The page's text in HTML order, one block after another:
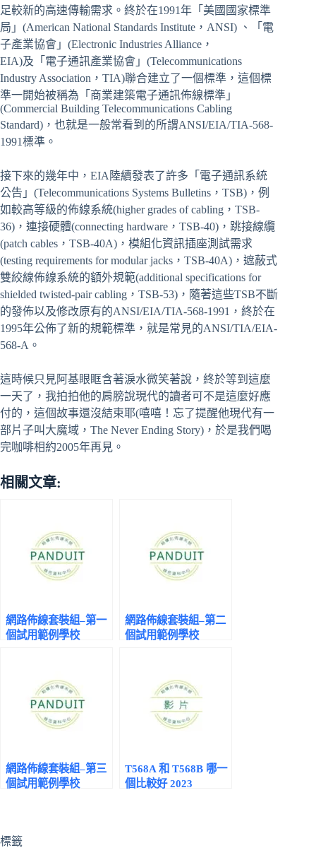
足較新的高速傳輸需求。終於在1991年「美國國家標準
局」(American National Standards Institute，ANSI) 、「電
子產業協會」(Electronic Industries Alliance，
EIA)及「電子通訊產業協會」(Telecommunications
Industry Association，TIA)聯合建立了一個標準，這個標
準一開始被稱為「商業建築電子通訊佈線標準」
(Commercial Building Telecommunications Cabling
Standard)，也就是一般常看到的所謂ANSI/EIA/TIA-568-
1991標準。
接下來的幾年中，EIA陸續發表了許多「電子通訊系統
公告」(Telecommunications Systems Bulletins，TSB)，例
如較高等級的佈線系統(higher grades of cabling，TSB-
36)，連接硬體(connecting hardware，TSB-40)，跳接線纜
(patch cables，TSB-40A)，模組化資訊插座測試需求
(testing requirements for modular jacks，TSB-40A)，遮蔽式
雙絞線佈線系統的額外規範(additional specifications for
shielded twisted-pair cabling，TSB-53)，隨著這些TSB不斷
的發佈以及修改原有的ANSI/EIA/TIA-568-1991，終於在
1995年公佈了新的規範標準，就是常見的ANSI/TIA/EIA-
568-A。
這時候只見阿基眼眶含著淚水微笑著說，終於等到這麼
一天了，我拍拍他的肩膀說現代的讀者可不是這麼好應
付的，這個故事還沒結束耶(嘻嘻！忘了提醒他現代有一
部片子叫大魔域，The Never Ending Story)，於是我們喝
完咖啡相約2005年再見。
相關文章:
網路佈線套裝組–第一
個試用範例學校
網路佈線套裝組–第二
個試用範例學校
網路佈線套裝組–第三
個試用範例學校
T568A 和 T568B 哪一
個比較好 2023
標籤